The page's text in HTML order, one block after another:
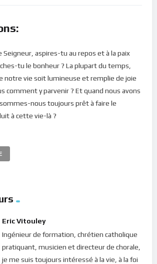
Seigneur, aspires-tu au repos et à la paix
tu le bonheur ? La plupart du temps,
notre vie soit lumineuse et remplie de joie
comment y parvenir ? Et quand nous avons
nous toujours prêt à faire le
à cette vie-là ?
à notre qualité de vie. Non
de la présence du Seigneur en ce
notre égo) mais nous sommes
aujourd’hui de marcher avec Lui dans
afin qu’il purifie constamment nos
Eric Vitouley
Ingénieur de formation, chrétien catholique
pratiquant, musicien et directeur de chorale,
je me suis toujours intéressé à la vie, à la foi